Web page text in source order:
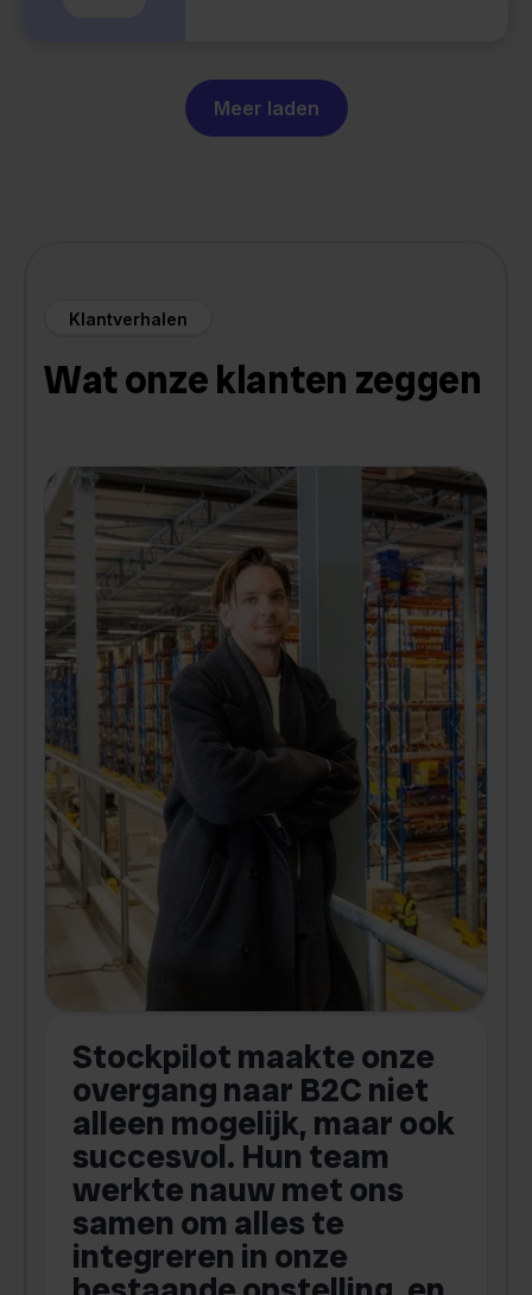
Meer laden
Klantverhalen
Wat onze klanten zeggen
Stockpilot maakte onze
overgang naar B2C niet
alleen mogelijk, maar ook
succesvol. Hun team
werkte nauw met ons
samen om alles te
integreren in onze